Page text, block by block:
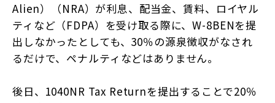
Alien）（NRA）が利息、配当金、賃料、ロイヤル
ティなど（FDPA）を受け取る際に、W-8BENを提
出しなかったとしても、30％の源泉徴収がなされ
るだけで、ペナルティなどはありません。
後日、1040NR Tax Returnを提出することで20％